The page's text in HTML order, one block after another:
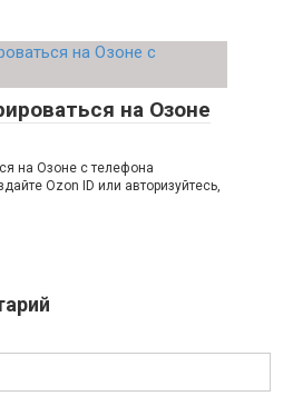
на Озоне
на Озоне с телефона
Ozon ID или авторизуйтесь,